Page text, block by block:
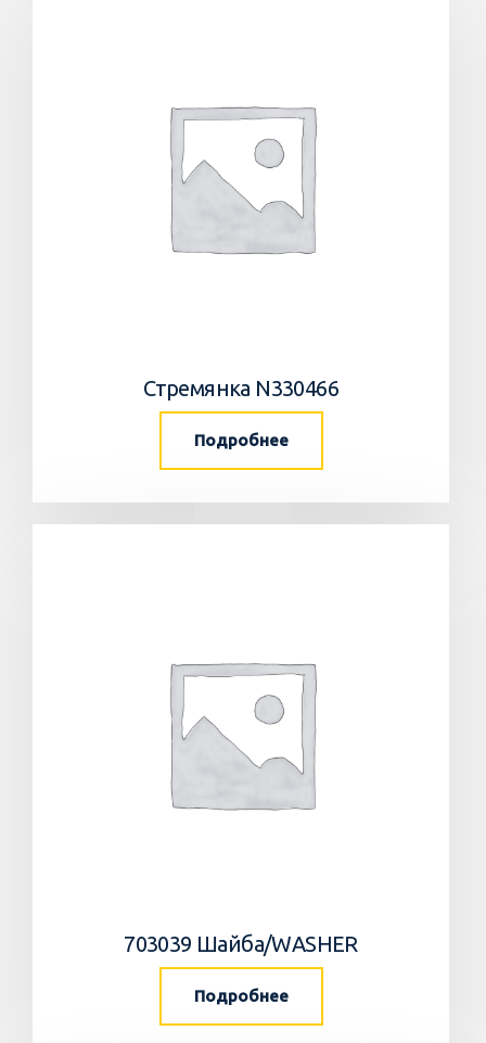
Стремянка N330466
Подробнее
703039 Шайба/WASHER
Подробнее